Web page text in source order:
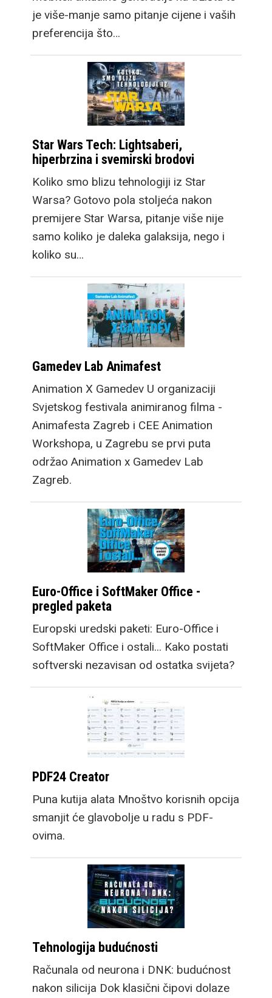
je više-manje samo pitanje cijene i vaših
preferencija što…
Star Wars Tech: Lightsaberi,
hiperbrzina i svemirski brodovi
Koliko smo blizu tehnologiji iz Star
Warsa? Gotovo pola stoljeća nakon
premijere Star Warsa, pitanje više nije
samo koliko je daleka galaksija, nego i
koliko su…
Gamedev Lab Animafest
Animation X Gamedev U organizaciji
Svjetskog festivala animiranog filma -
Animafesta Zagreb i CEE Animation
Workshopa, u Zagrebu se prvi puta
održao Animation x Gamedev Lab
Zagreb.
Euro-Office i SoftMaker Office -
pregled paketa
Europski uredski paketi: Euro-Office i
SoftMaker Office i ostali... Kako postati
softverski nezavisan od ostatka svijeta?
PDF24 Creator
Puna kutija alata Mnoštvo korisnih opcija
smanjit će glavobolje u radu s PDF-
ovima.
Tehnologija budućnosti
Računala od neurona i DNK: budućnost
nakon silicija Dok klasični čipovi dolaze